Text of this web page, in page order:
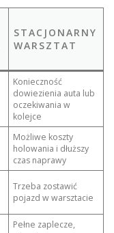
STACJONARNY
WARSZTAT
Konieczność
dowiezienia auta lub
oczekiwania w
kolejce
Możliwe koszty
holowania i dłuższy
czas naprawy
Trzeba zostawić
pojazd w warsztacie
Pełne zaplecze,